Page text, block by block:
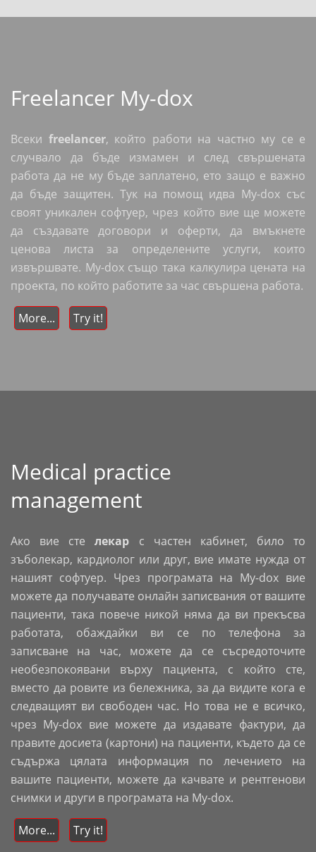
Freelancer My-dox
Всеки freelancer, който работи на частно му се е
случвало да бъде измамен и след свършената
работа да не му бъде заплатено, ето защо е важно
да бъде защитен. Тук на помощ идва My-dox със
своят уникален софтуер, чрез който вие ще можете
да създавате договори и оферти, да вмъкнете
ценова листа за определените услуги, които
извършвате. My-dox също така калкулира цената на
проекта, по който работите за час свършена работа.
More... Try it!
Medical practice
management
Ако вие стелекар с частен кабинет, било то
зъболекар, кардиолог или друг, вие имате нужда от
нашият софтуер. Чрез програмата на My-dox вие
можете да получавате онлайн записвания от вашите
пациенти, така повече никой няма да ви прекъсва
работата, обаждайки ви се по телефона за
записване на час, можете да се съсредоточите
необезпокоявани върху пациента, с който сте,
вместо да ровите из бележника, за да видите кога е
следващият ви свободен час. Но това не е всичко,
чрез My-dox вие можете да издавате фактури, да
правите досиета (картони) на пациенти, където да се
съдържа цялата информация по лечението на
вашите пациенти, можете да качвате и рентгенови
снимки и други в програмата на My-dox.
More... Try it!